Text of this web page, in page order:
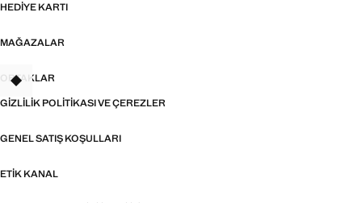
HEDIYE KARTI
MAĞAZALAR
ORTAKLAR
GIZLILIK POLITIKASI VE ÇEREZLER
GENEL SATIŞ KOŞULLARI
ETIK KANAL